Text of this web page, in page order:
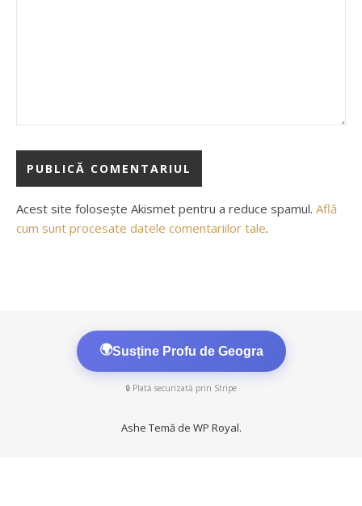
Acest site folosește Akismet pentru a reduce spamul. Află
cum sunt procesate datele comentariilor tale.
🌍Susține Profu de Geogra
🔒 Plată securizată prin Stripe
Ashe Temă de WP Royal.